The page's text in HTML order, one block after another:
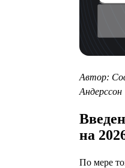
Автор:
Андерссон
на
По мере